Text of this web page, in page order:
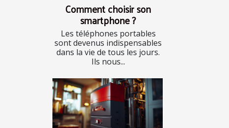
Comment choisir son
smartphone ?
Les téléphones portables
sont devenus indispensables
dans la vie de tous les jours.
Ils nous...